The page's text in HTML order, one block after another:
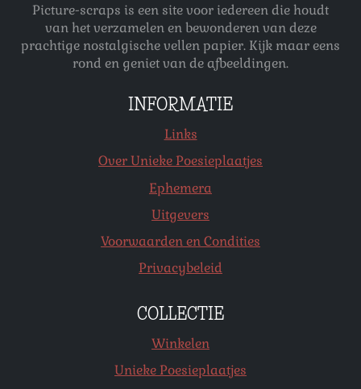
Picture-scraps is een site voor iedereen die houdt
van het verzamelen en bewonderen van deze
prachtige nostalgische vellen papier. Kijk maar eens
rond en geniet van de afbeeldingen.
INFORMATIE
Links
Over Unieke Poesieplaatjes
Ephemera
Uitgevers
Voorwaarden en Condities
Privacybeleid
COLLECTIE
Winkelen
Unieke Poesieplaatjes